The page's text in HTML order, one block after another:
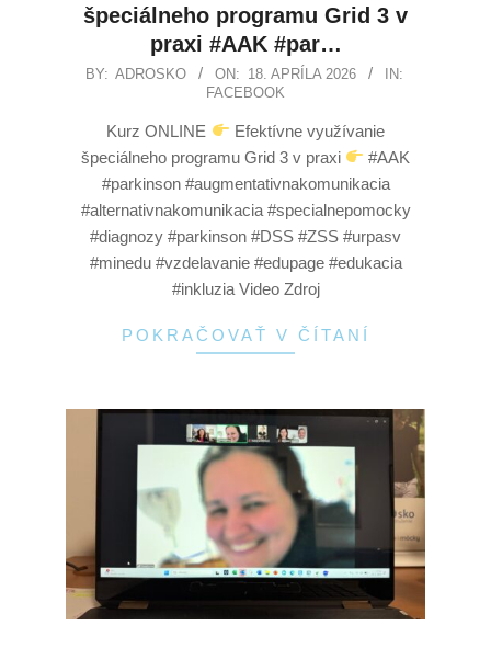
špeciálneho programu Grid 3 v
praxi #AAK #par…
BY: ADROSKO ON: 18. APRÍLA 2026
IN:
FACEBOOK
Kurz ONLINE
Efektívne využívanie
špeciálneho programu Grid 3 v praxi
#AAK
#parkinson #augmentativnakomunikacia
#alternativnakomunikacia #specialnepomocky
#diagnozy #parkinson #DSS #ZSS #urpasv
#minedu #vzdelavanie #edupage #edukacia
#inkluzia Video Zdroj
POKRAČOVAŤ V ČÍTANÍ